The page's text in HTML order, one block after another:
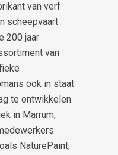
van verf
scheepvaart
200 jaar
van
ook in staat
te ontwikkelen.
in Marrum,
NaturePaint,